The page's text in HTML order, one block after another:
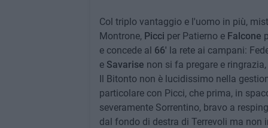
Col triplo vantaggio e l'uomo in più,
Montrone, Picci per Patierno eFalcone
e concede al 66' la rete ai campani:
e Savarise non si fa pregare e
Il Bitonto non è lucidissimo nella
particolare con Picci, che prima, in
severamente Sorrentino, bravo a
dal fondo di destra di Terrevoli ma non